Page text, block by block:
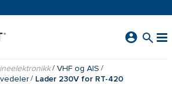
VHF og AIS
Lader 230V for RT-420